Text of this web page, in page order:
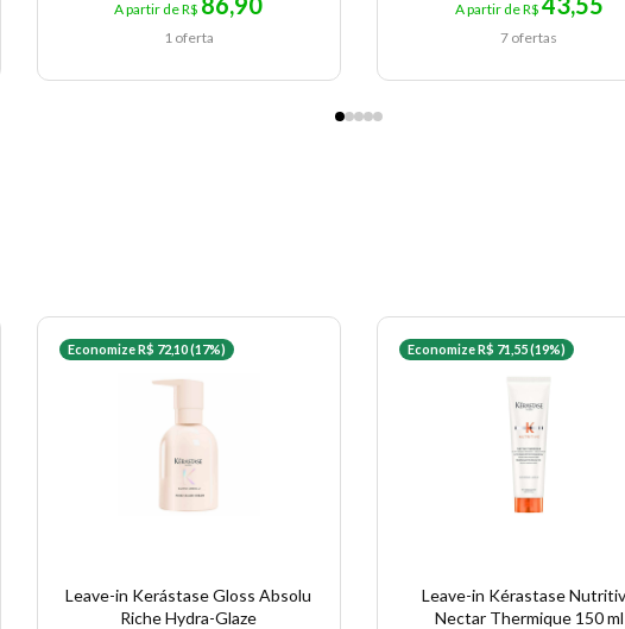
A partir de R$
1 oferta
A partir de R$
7 ofertas
Economize R$ 72,10 (17%)
Leave-in Kerástase Gloss Absolu
Riche Hydra-Glaze
Economize R$ 71,55 (19%)
Leave-in Kérastase
Nectar Thermique 150 ml